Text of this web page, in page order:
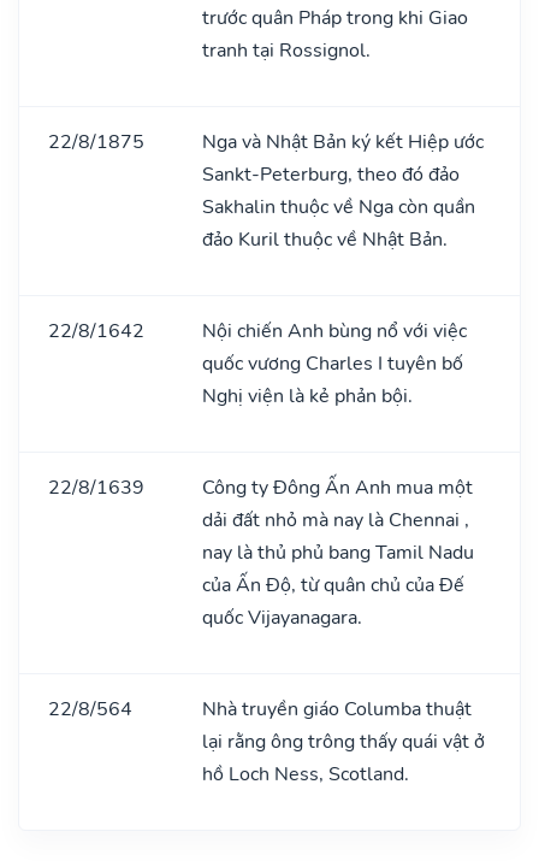
trước quân Pháp trong khi Giao
tranh tại Rossignol.
22/8/1875
Nga và Nhật Bản ký kết Hiệp ước
Sankt-Peterburg, theo đó đảo
Sakhalin thuộc về Nga còn quần
đảo Kuril thuộc về Nhật Bản.
22/8/1642
Nội chiến Anh bùng nổ với việc
quốc vương Charles I tuyên bố
Nghị viện là kẻ phản bội.
22/8/1639
Công ty Đông Ấn Anh mua một
dải đất nhỏ mà nay là Chennai ,
nay là thủ phủ bang Tamil Nadu
của Ấn Độ, từ quân chủ của Đế
quốc Vijayanagara.
22/8/564
Nhà truyền giáo Columba thuật
lại rằng ông trông thấy quái vật ở
hồ Loch Ness, Scotland.